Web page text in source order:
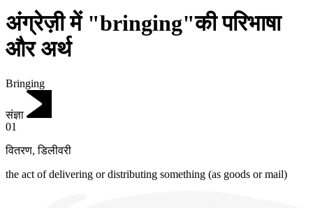
अंग्रेज़ी में "bringing"की परिभाषा
और अर्थ
Bringing
संज्ञा
01
वितरण,डिलीवरी
the act of delivering or distributing something (as goods or mail)